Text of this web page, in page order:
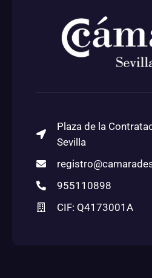
Plaza de la
Sevilla
955110898
CIF: Q4173001A